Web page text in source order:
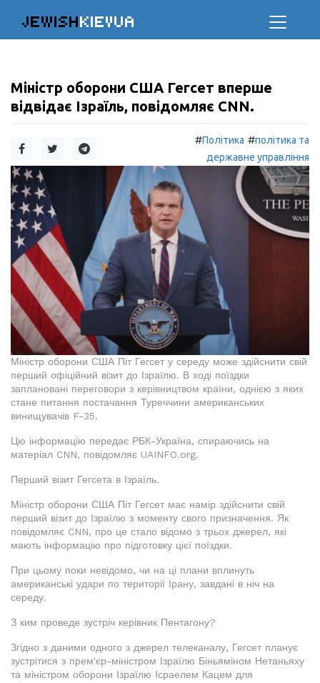
JEWISHKIEVUA
Міністр оборони США Гегсет вперше
відвідає Ізраїль, повідомляє CNN.
#Політика #політика та
державне управління
Міністр оборони США Піт Гегсет у середу може здійснити свій
перший офіційний візит до Ізраїлю. В ході поїздки
заплановані переговори з керівництвом країни, однією з яких
стане питання постачання Туреччини американських
винищувачів F-35.
Цю інформацію передає РБК-Україна, спираючись на
матеріал CNN, повідомляє UAINFO.org.
Перший візит Гегсета в Ізраїль.
Міністр оборони США Піт Гегсет має намір здійснити свій
перший візит до Ізраїлю з моменту свого призначення. Як
повідомляє CNN, про це стало відомо з трьох джерел, які
мають інформацію про підготовку цієї поїздки.
При цьому поки невідомо, чи на ці плани вплинуть
американські удари по території Ірану, завдані в ніч на
середу.
З ким проведе зустріч керівник Пентагону?
Згідно з даними одного з джерел телеканалу, Гегсет планує
зустрітися з прем'єр-міністром Ізраїлю Біньяміном Нетаньяху
та міністром оборони Ізраїлю Ісраелем Кацем для